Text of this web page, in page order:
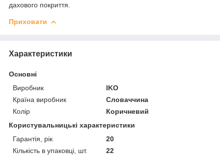
дахового покриття.
Приховати
Характеристики
Основні
Виробник
IKO
Країна виробник
Словаччина
Колір
Коричневий
Користувальницькі характеристики
Гарантія, рік
20
Кількість в упаковці, шт.
22